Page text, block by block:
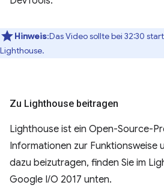
Hinweis:Das Video sollte bei 32:30
Lighthouse.
Zu Lighthouse beitragen
Lighthouse ist ein Open-Source-
Informationen zur Funktionsweise
dazu beizutragen, finden Sie im
Google I/O 2017 unten.